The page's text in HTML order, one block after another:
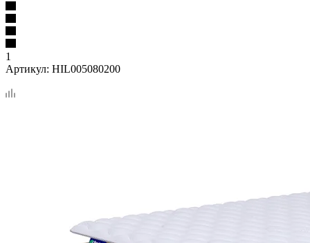
1
Артикул: HIL005080200